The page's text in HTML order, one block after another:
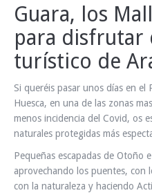
Guara, los
para disfrutar
turístico de
Si queréis pasar unos días en
Huesca, en una de las zonas
menos incidencia del Covid, os
naturales protegidas más
Pequeñas escapadas de Otoño
aprovechando los puentes, con
con la naturaleza y haciendo